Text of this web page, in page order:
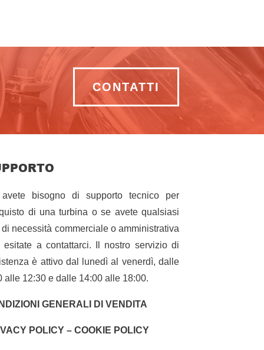
CONTATTI
bisogno di supporto tecnico per
di una turbina o se avete qualsiasi
di necessità commerciale o amministrativa
esitate a contattarci. Il nostro servizio di
è attivo dal lunedì al venerdì, dalle
alle 12:30 e dalle 14:00 alle 18:00.
GENERALI DI VENDITA
POLICY – COOKIE POLICY